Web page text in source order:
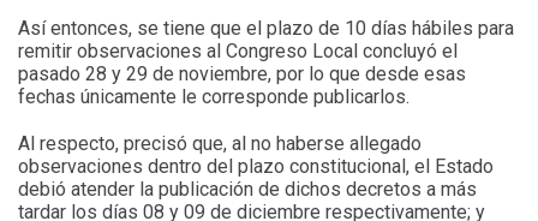
Así entonces, se tiene que el plazo de 10 días hábiles para
remitir observaciones al Congreso Local concluyó el
pasado 28 y 29 de noviembre, por lo que desde esas
fechas únicamente le corresponde publicarlos.
Al respecto, precisó que, al no haberse allegado
observaciones dentro del plazo constitucional, el Estado
debió atender la publicación de dichos decretos a más
tardar los días 08 y 09 de diciembre respectivamente; y